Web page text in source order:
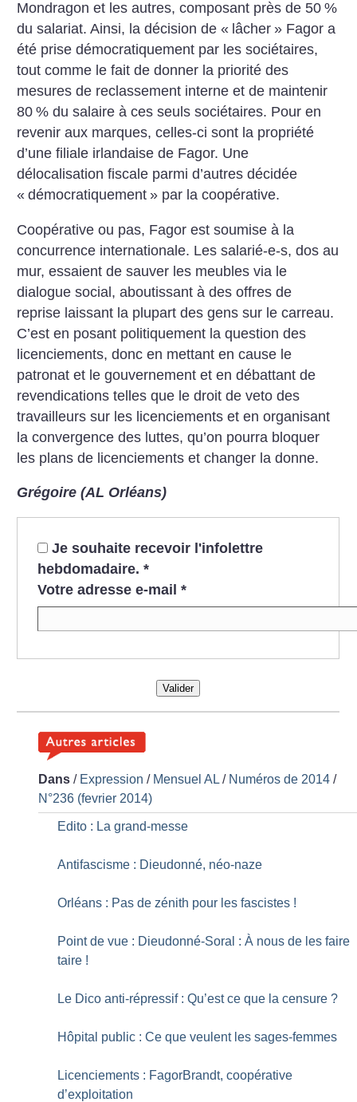
Mondragon et les autres, composant près de 50 %
du salariat. Ainsi, la décision de « lâcher » Fagor a
été prise démocratiquement par les sociétaires,
tout comme le fait de donner la priorité des
mesures de reclassement interne et de maintenir
80 % du salaire à ces seuls sociétaires. Pour en
revenir aux marques, celles-ci sont la propriété
d’une filiale irlandaise de Fagor. Une
délocalisation fiscale parmi d’autres décidée
« démocratiquement » par la coopérative.
Coopérative ou pas, Fagor est soumise à la
concurrence internationale. Les salarié-e-s, dos au
mur, essaient de sauver les meubles via le
dialogue social, aboutissant à des offres de
reprise laissant la plupart des gens sur le carreau.
C’est en posant politiquement la question des
licenciements, donc en mettant en cause le
patronat et le gouvernement et en débattant de
revendications telles que le droit de veto des
travailleurs sur les licenciements et en organisant
la convergence des luttes, qu’on pourra bloquer
les plans de licenciements et changer la donne.
Grégoire (AL Orléans)
Je souhaite recevoir l'infolettre
hebdomadaire. *
Votre adresse e-mail *
Valider
Dans / Expression / Mensuel AL / Numéros de 2014 /
N°236 (fevrier 2014)
Edito : La grand-messe
Antifascisme : Dieudonné, néo-naze
Orléans : Pas de zénith pour les fascistes !
Point de vue : Dieudonné-Soral : À nous de les faire
taire !
Le Dico anti-répressif : Qu’est ce que la censure ?
Hôpital public : Ce que veulent les sages-femmes
Licenciements : FagorBrandt, coopérative
d’exploitation